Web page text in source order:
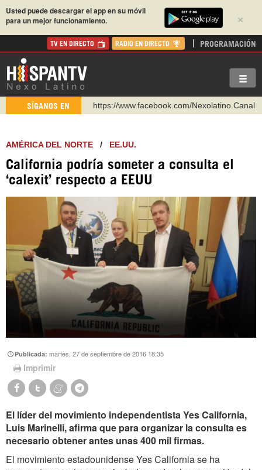
×
Usted puede descargar el app en su móvil
para un mejor funcionamiento.
TV EN DIRECTO RADIO EN DIRECTO PROGRAMACIÓN
SÍGANOS EN
https://www.facebook.com/Nexolatino.Canal
http://twitter.com/nexo_latino
https://t.me/hispantvcanal
https://urmedium.com/c/hispantv
Instagram como: hispan_tv
AMÉRICA DEL NORTE / EE.UU.
California podría someter a consulta el
‘calexit’ respecto a EEUU
Publicada:martes, 27 de septiembre de 2016 18:35
Imprimir
El líder del movimiento independentista Yes California,
Luis Marinelli, afirma que para organizar la consulta es
necesario obtener antes unas 400 mil firmas.
El movimiento estadounidense Yes California se ha